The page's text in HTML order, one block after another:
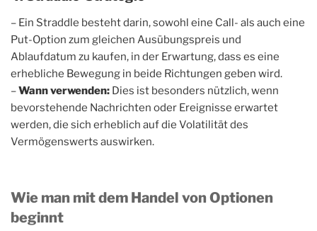
– Ein Straddle besteht darin, sowohl eine Call- als auch eine
Put-Option zum gleichen Ausübungspreis und
Ablaufdatum zu kaufen, in der Erwartung, dass es eine
erhebliche Bewegung in beide Richtungen geben wird.
–Wann verwenden: Dies ist besonders nützlich, wenn
bevorstehende Nachrichten oder Ereignisse erwartet
werden, die sich erheblich auf die Volatilität des
Vermögenswerts auswirken.
Wie man mit dem Handel von Optionen
beginnt